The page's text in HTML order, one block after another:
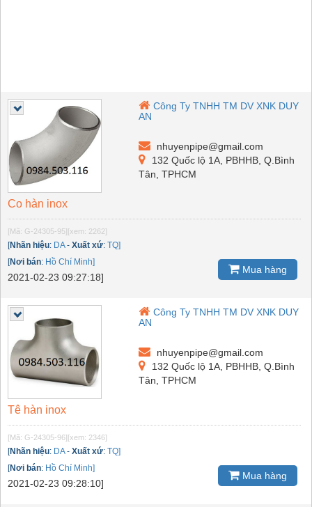
Công Ty TNHH TM DV XNK DUY
AN
nhuyenpipe@gmail.com
132 Quốc lộ 1A, PBHHB, Q.Bình
Tân, TPHCM
Co hàn inox
[Mã: G-24305-95] [xem: 2262]
[Nhãn hiệu: DA- Xuất xứ: TQ]
[Nơi bán: Hồ Chí Minh]
2021-02-23 09:27:18]
Mua hàng
Công Ty TNHH TM DV XNK DUY
AN
nhuyenpipe@gmail.com
132 Quốc lộ 1A, PBHHB, Q.Bình
Tân, TPHCM
Tê hàn inox
[Mã: G-24305-96] [xem: 2346]
[Nhãn hiệu: DA- Xuất xứ: TQ]
[Nơi bán: Hồ Chí Minh]
2021-02-23 09:28:10]
Mua hàng